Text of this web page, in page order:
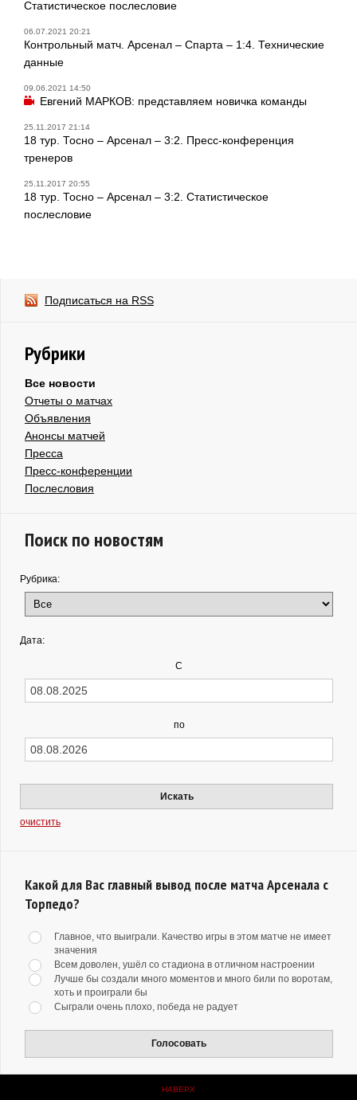
Статистическое послесловие
06.07.2021 20:21
Контрольный матч. Арсенал – Спарта – 1:4. Технические
данные
09.06.2021 14:50
Евгений МАРКОВ: представляем новичка команды
25.11.2017 21:14
18 тур. Тосно – Арсенал – 3:2. Пресс-конференция
тренеров
25.11.2017 20:55
18 тур. Тосно – Арсенал – 3:2. Статистическое
послесловие
Подписаться на RSS
Рубрики
Все новости
Отчеты о матчах
Объявления
Анонсы матчей
Пресса
Пресс-конференции
Послесловия
Поиск по новостям
Рубрика:
Дата:
С
по
Искать
очистить
Какой для Вас главный вывод после матча Арсенала с
Торпедо?
Главное, что выиграли. Качество игры в этом матче не имеет
значения
Всем доволен, ушёл со стадиона в отличном настроении
Лучше бы создали много моментов и много били по воротам,
хоть и проиграли бы
Сыграли очень плохо, победа не радует
Голосовать
НАВЕРХ